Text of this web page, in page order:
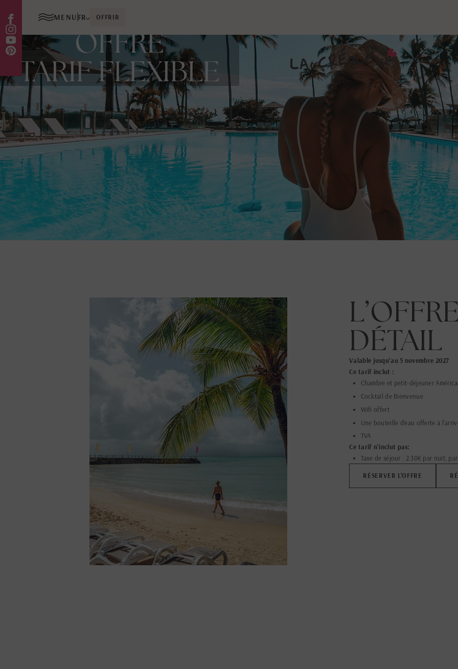
MENU FR OFFRIR
OFFRE
TARIF FLEXIBLE
DÉTAIL
Valable jusqu'au 5 novembre 2027
Ce tarif inclut :
Chambre et petit-déjeuner
Cocktail de Bienvenue
Wifi offert
Une bouteille d'eau offerte à
TVA
Ce tarif n'inclut pas:
Taxe de séjour : 2.30€ par nuit,
RÉSERVER L’OFFRE